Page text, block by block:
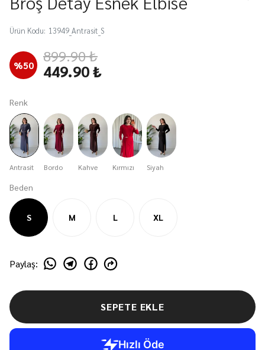
Ürün Kodu: 13949_Antrasit_S
%50 899.90 ₺
449.90 ₺
Renk
Antrasit Bordo Kahve Kırmızı Siyah
Beden
S M L XL
Paylaş:
SEPETE EKLE